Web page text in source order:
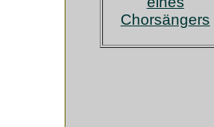
Chorsängers